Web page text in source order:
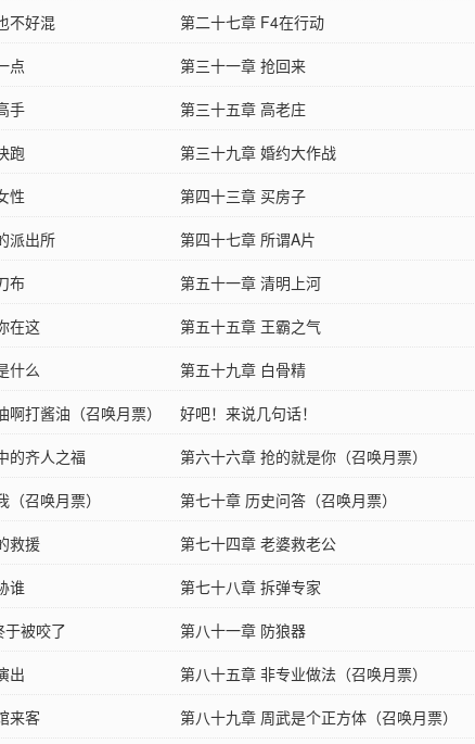
不好混 第二十七章 F4在行动
点 第三十一章 抢回来
手 第三十五章 高老庄
跑 第三十九章 婚约大作战
性 第四十三章 买房子
派出所 第四十七章 所谓A片
布 第五十一章 清明上河
在这 第五十五章 王霸之气
什么 第五十九章 白骨精
打酱油（召唤月票） 好吧！来说几句话！
的齐人之福 第六十六章 抢的就是你（召唤月票）
召唤月票） 第七十章 历史问答（召唤月票）
救援 第七十四章 老婆救老公
谁 第七十八章 拆弹专家
于被咬了 第八十一章 防狼器
出 第八十五章 非专业做法（召唤月票）
来客 第八十九章 周武是个正方体（召唤月票）